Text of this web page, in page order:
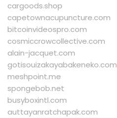
cargoods.shop
capetownacupuncture.com
bitcoinvideospro.com
cosmiccrowcollective.com
alain-jacquet.com
gotisouizakayabakeneko.com
meshpoint.me
spongebob.net
busyboxintl.com
auttayanratchapak.com